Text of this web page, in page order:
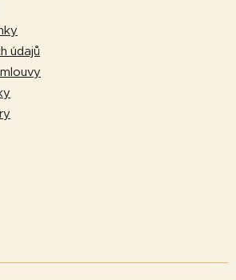
údajů